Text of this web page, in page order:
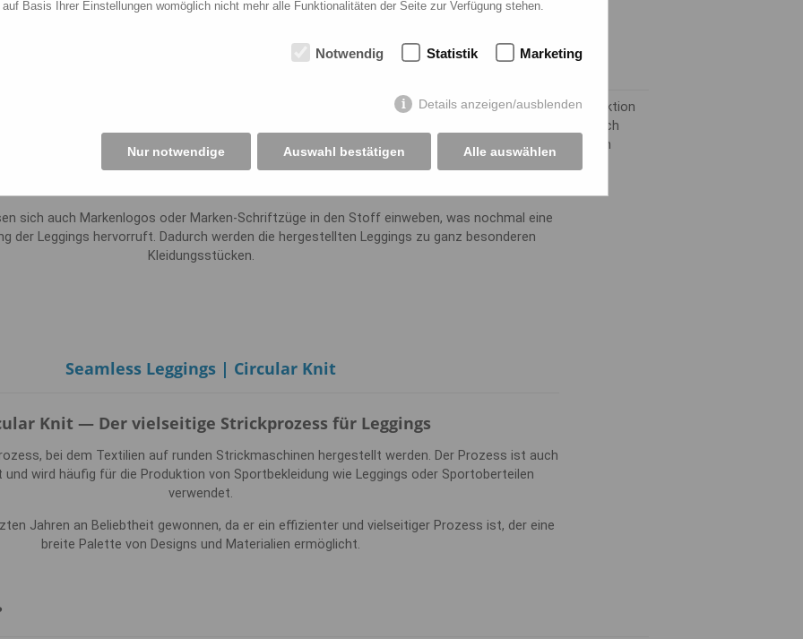
um die Leggings
werden miteinander
Die Nähte werden
dass sie dem
werden sie
das Etikett angenäht und
zu entfernen und die Leggings in Form zu bringen.
Veredelung der Leggings
Selbstverständlich ist es möglich die Leggings während der Produktion
mit einem eigenen Logobrand oder Markenlogo zu bedrucken. Durch
einen Transferdruck können wir die Leggings nach Ihren Wünschen
sich auch Markenlogos oder Marken-Schriftzüge in den Stoff einweben, was nochmal eine
der Leggings hervorruft. Dadurch werden die hergestellten Leggings zu ganz besonderen
Kleidungsstücken.
Seamless Leggings | Circular Knit
Knit — Der vielseitige Strickprozess für Leggings
bei dem Textilien auf runden Strickmaschinen hergestellt werden. Der Prozess ist auch
und wird häufig für die Produktion von Sportbekleidung wie Leggings oder Sportoberteilen
verwendet.
Jahren an Beliebtheit gewonnen, da er ein effizienter und vielseitiger Prozess ist, der eine
breite Palette von Designs und Materialien ermöglicht.
Basis Ihrer Einstellungen womöglich nicht mehr alle Funktionalitäten der Seite zur Verfügung stehen.
Notwendig Statistik Marketing
Details anzeigen/ausblenden
Nur notwendige Auswahl bestätigen Alle auswählen